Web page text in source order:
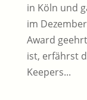
in Köln und
im
Award
ist, erfährst
Keepers...